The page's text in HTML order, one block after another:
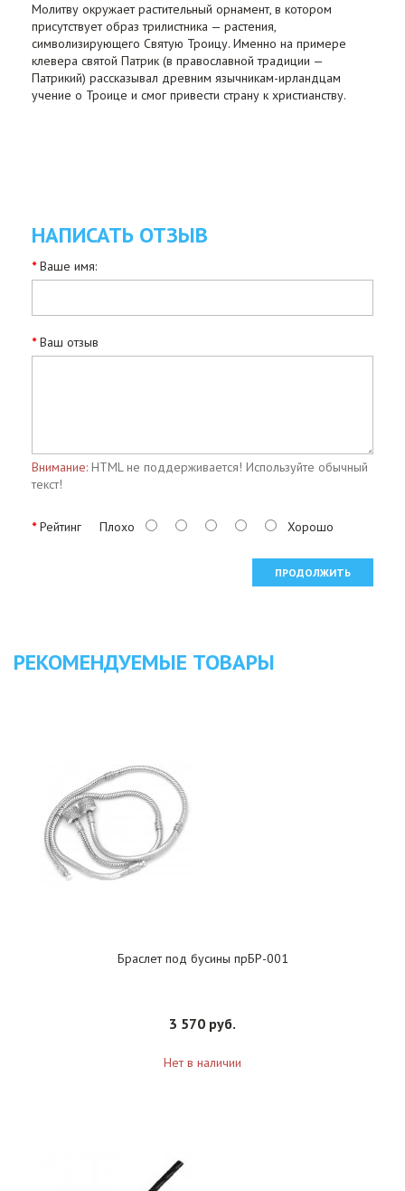
Молитву окружает растительный орнамент, в котором
присутствует образ трилистника — растения,
символизирующего Святую Троицу. Именно на примере
клевера святой Патрик (в православной традиции —
Патрикий) рассказывал древним язычникам-ирландцам
учение о Троице и смог привести страну к христианству.
НАПИСАТЬ ОТЗЫВ
Ваше имя:
Ваш отзыв
Внимание: HTML не поддерживается! Используйте обычный
текст!
Рейтинг Плохо Хорошо
ПРОДОЛЖИТЬ
РЕКОМЕНДУЕМЫЕ ТОВАРЫ
Браслет под бусины прБР-001
3 570 руб.
Нет в наличии